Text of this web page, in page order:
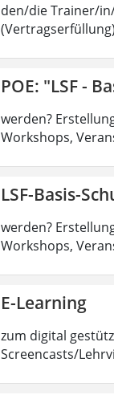
den/die Trainer/
POE: "LSF -
werden?
Workshops,
LSF-Basis-
werden?
Workshops,
E-Learning
zum digital
Screencasts/